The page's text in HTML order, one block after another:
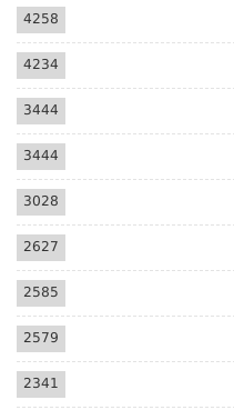
4258
4234
3444
3444
3028
2627
2585
2579
2341